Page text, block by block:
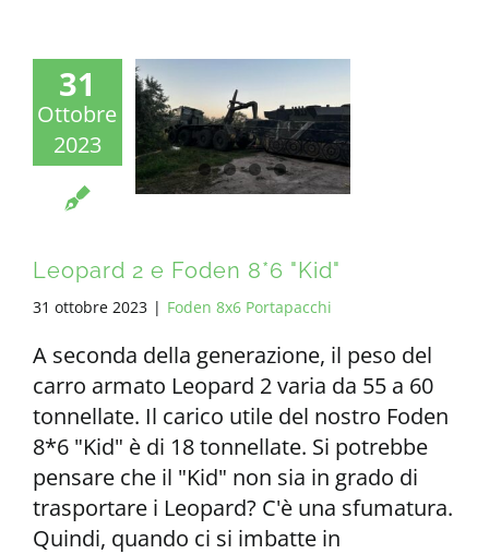
31
Ottobre
2023
Leopard 2 e Foden 8*6 "Kid"
31 ottobre 2023 | Foden 8x6 Portapacchi
A seconda della generazione, il peso del
carro armato Leopard 2 varia da 55 a 60
tonnellate. Il carico utile del nostro Foden
8*6 "Kid" è di 18 tonnellate. Si potrebbe
pensare che il "Kid" non sia in grado di
trasportare i Leopard? C'è una sfumatura.
Quindi, quando ci si imbatte in